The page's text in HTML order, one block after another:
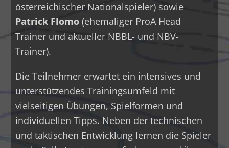
österreichischer Nationalspieler) sowie
Patrick Flomo(ehemaliger ProA Head
Trainer und aktueller NBBL- und NBV-
Trainer).
Die Teilnehmer erwartet ein intensives und
unterstützendes Trainingsumfeld mit
vielseitigen Übungen, Spielformen und
individuellen Tipps. Neben der technischen
und taktischen Entwicklung lernen die Spieler